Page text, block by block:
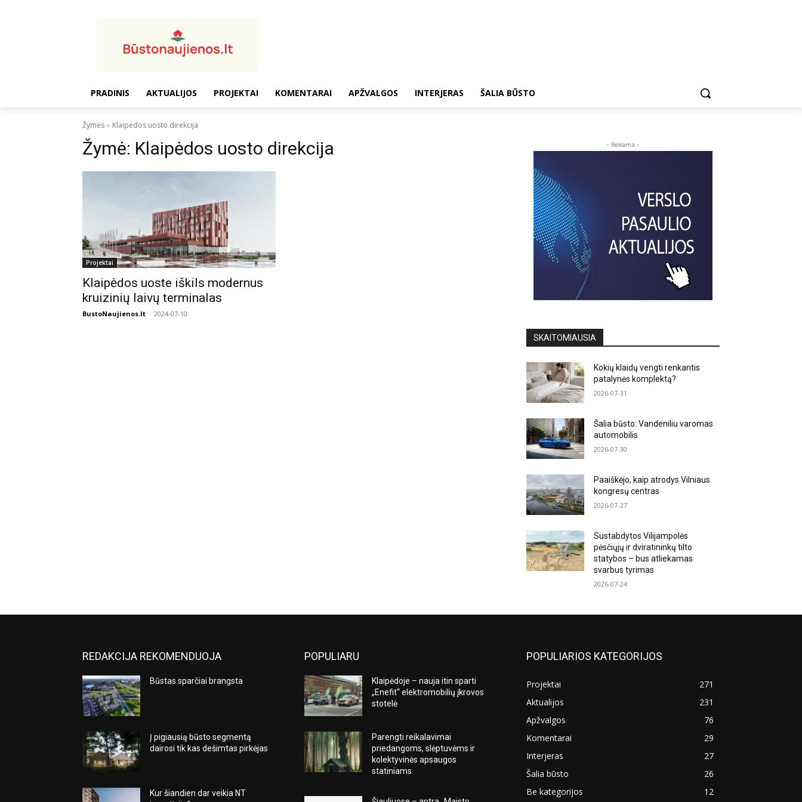
PRADINIS AKTUALIJOS PROJEKTAI KOMENTARAI APŽVALGOS INTERJERAS ŠALIA BŪSTO
Žymės Klaipėdos uosto direkcija
Žymė: Klaipėdos uosto direkcija
Projektai
Klaipėdos uoste iškils modernus
kruizinių laivų terminalas
BustoNaujienos.lt - 2024-07-10
- Reklama -
SKAITOMIAUSIA
Kokių klaidų vengti renkantis
patalynės komplektą?
2026-07-31
Šalia būsto: Vandeniliu varomas
automobilis
2026-07-30
Paaiškėjo, kaip atrodys Vilniaus
kongresų centras
2026-07-27
Sustabdytos Vilijampolės
pėsčiųjų ir dviratininkų tilto
statybos – bus atliekamas
svarbus tyrimas
2026-07-24
REDAKCIJA REKOMENDUOJA
Būstas sparčiai brangsta
Į pigiausią būsto segmentą
dairosi tik kas dešimtas pirkėjas
Kur šiandien dar veikia NT
POPULIARU
Klaipėdoje – nauja itin sparti
„Enefit“ elektromobilių įkrovos
stotelė
Parengti reikalavimai
priedangoms, slėptuvėms ir
kolektyvinės apsaugos
statiniams
POPULIARIOS KATEGORIJOS
Projektai
271
Aktualijos
231
Apžvalgos
76
Komentarai
29
Interjeras
27
Šalia būsto
26
Be kategorijos
12